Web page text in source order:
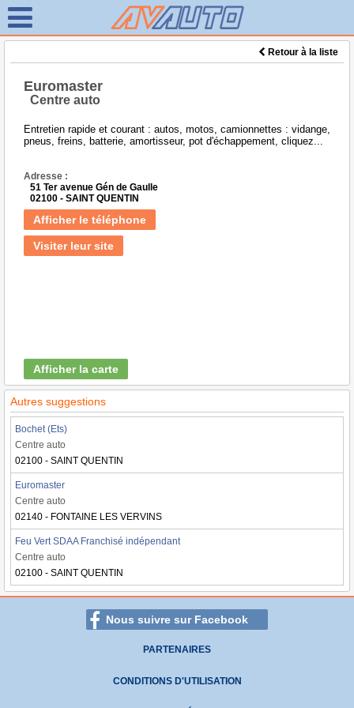
Retour à la liste
Euromaster
Centre auto
Entretien rapide et courant : autos, motos, camionnettes : vidange,
pneus, freins, batterie, amortisseur, pot d'échappement, cliquez...
Adresse :
51 Ter avenue Gén de Gaulle
02100 - SAINT QUENTIN
Afficher le téléphone
Visiter leur site
Afficher la carte
Autres suggestions
Bochet (Ets)
Centre auto
02100 - SAINT QUENTIN
Euromaster
Centre auto
02140 - FONTAINE LES VERVINS
Feu Vert SDAA Franchisé indépendant
Centre auto
02100 - SAINT QUENTIN
Nous suivre sur Facebook
PARTENAIRES
CONDITIONS D'UTILISATION